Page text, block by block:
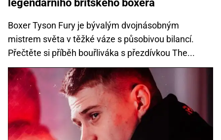
legendárního britského boxera
Boxer Tyson Fury je bývalým dvojnásobným
mistrem světa v těžké váze s působivou bilancí.
Přečtěte si příběh bouřliváka s přezdívkou The...